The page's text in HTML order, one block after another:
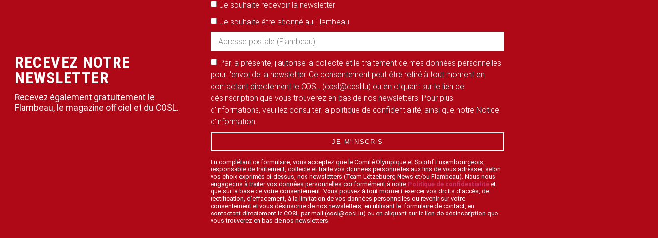
RECEVEZ NOTRE
NEWSLETTER
Recevez également gratuitement le
Flambeau, le magazine officiel et du COSL.
Je souhaite recevoir la newsletter
Je souhaite être abonné au Flambeau
Par la présente, j'autorise la collecte et le traitement de mes données personnelles
pour l'envoi de la newsletter. Ce consentement peut être retiré à tout moment en
contactant directement le COSL (cosl@cosl.lu) ou en cliquant sur le lien de
désinscription que vous trouverez en bas de nos newsletters. Pour plus
d'informations, veuillez consulter la politique de confidentialité, ainsi que notre Notice
d'information.
JE M'INSCRIS
En complétant ce formulaire, vous acceptez que le Comité Olympique et Sportif Luxembourgeois,
responsable de traitement, collecte et traite vos données personnelles aux fins de vous adresser, selon
vos choix exprimés ci-dessus, nos newsletters (Team Lëtzebuerg News et/ou Flambeau). Nous nous
engageons à traiter vos données personnelles conformément à notre Politique de confidentialité et
que sur la base de votre consentement. Vous pouvez à tout moment exercer vos droits d’accès, de
rectification, d’effacement, à la limitation de vos données personnelles ou revenir sur votre
consentement et vous désinscrire de nos newsletters, en utilisant le formulaire de contact, en
contactant directement le COSL par mail (cosl@cosl.lu) ou en cliquant sur le lien de désinscription que
vous trouverez en bas de nos newsletters.